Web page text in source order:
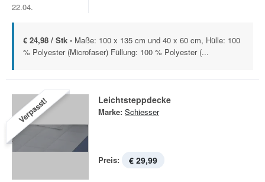
22.04.
€ 24,98 / Stk - Maße: 100 x 135 cm und 40 x 60 cm, Hülle: 100
% Polyester (Microfaser) Füllung: 100 % Polyester (...
Verpasst! Leichtsteppdecke
Marke: Schiesser
Preis: € 29,99